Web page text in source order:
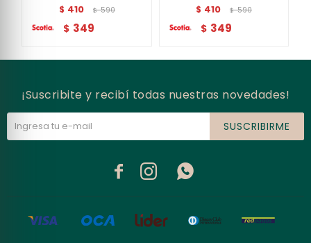
$ 410 $ 590
$ 349
$ 410 $ 590
$ 349
¡Suscribite y recibí todas nuestras novedades!
SUSCRIBIRME
  